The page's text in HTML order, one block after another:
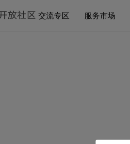
交流专区 服务市场